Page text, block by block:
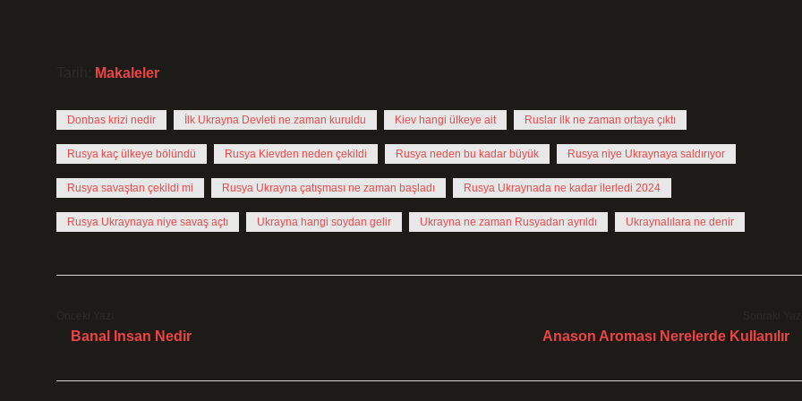
Makaleler
Donbas krizi nedir İlk Ukrayna Devleti ne zaman kuruldu Kiev hangi ülkeye ait Ruslar ilk ne zaman ortaya çıktı
Rusya kaç ülkeye bölündü Rusya Kievden neden çekildi Rusya neden bu kadar büyük Rusya niye Ukraynaya saldırıyor
Rusya savaştan çekildi mi Rusya Ukrayna çatışması ne zaman başladı Rusya Ukraynada ne kadar ilerledi 2024
Rusya Ukraynaya niye savaş açtı Ukrayna hangi soydan gelir Ukrayna ne zaman Rusyadan ayrıldı Ukraynalılara ne denir
Banal Insan Nedir Anason Aroması Nerelerde Kullanılır